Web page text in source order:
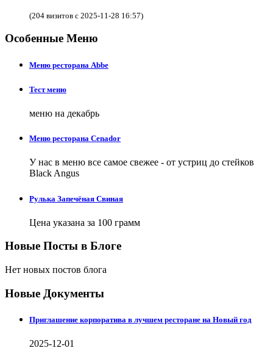
(204 визитов с 2025-11-28 16:57)
Особенные Меню
Меню ресторана Abbe
Тест меню
меню на декабрь
Меню ресторана Cenador
У нас в меню все самое свежее - от устриц до стейков
Black Angus
Рулька Запечёная Свиная
Цена указана за 100 грамм
Новые Посты в Блоге
Нет новых постов блога
Новые Документы
Приглашение корпоратива в лучшем ресторане на Новый год
2025-12-01